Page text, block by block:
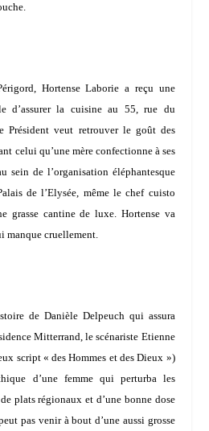
Hortense Laborie a reçu une
d’assurer la cuisine au 55, rue du
Président veut retrouver le goût des
celui qu’une mère confectionne à ses
sein de l’organisation éléphantesque
de l’Elysée, même le chef cuisto
grasse cantine de luxe. Hortense va
manque cruellement.
de Danièle Delpeuchqui assura
Mitterrand, le scénariste Etienne
script « des Hommes et des Dieux »)
d’une femme qui perturba les
plats régionaux et d’une bonne dose
pas venir à bout d’une aussi grosse